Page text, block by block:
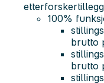
100%
brutto
brutto